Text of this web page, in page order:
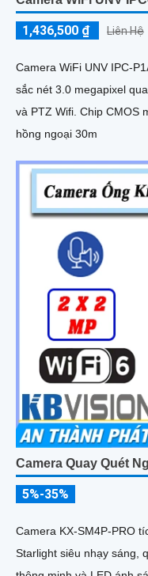
1,436,500 ₫ Liên Hệ
Camera WiFi UNV IPC-
sắc nét 3.0 megapixel
và PTZ Wifi. Chip CMOS
hồng ngoại 30m
Camera Quay Quét
5%-35%
Camera KX-SM4P-PRO
Starlight siêu nhạy sáng,